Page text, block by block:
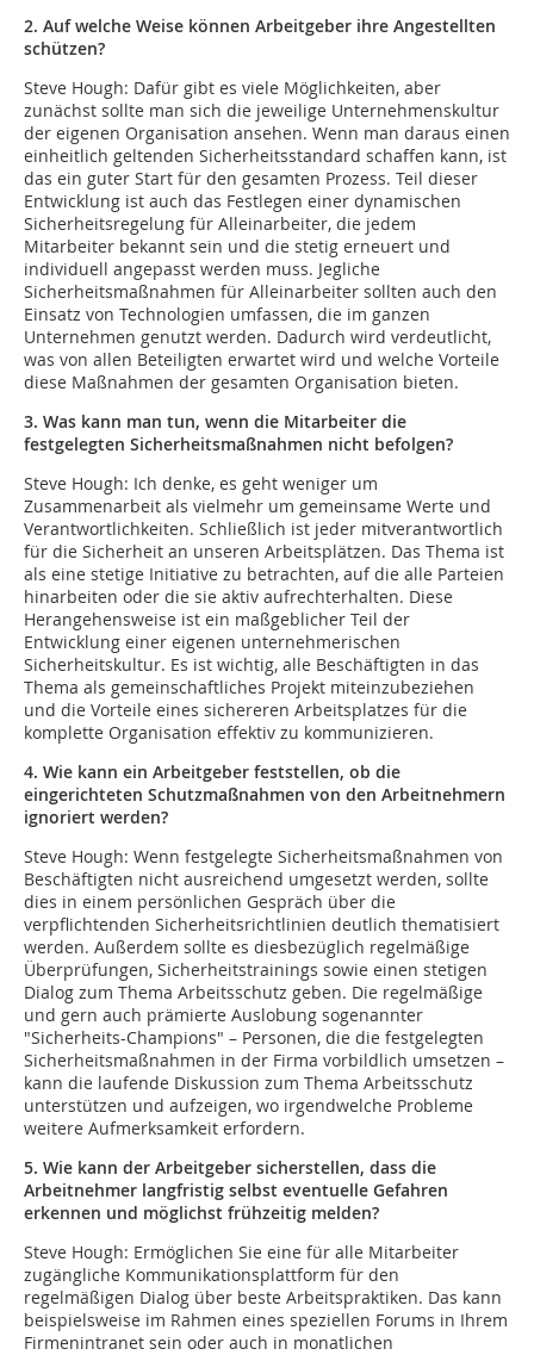
2. Auf welche Weise können Arbeitgeber ihre Angestellten
schützen?
Steve Hough: Dafür gibt es viele Möglichkeiten, aber
zunächst sollte man sich die jeweilige Unternehmenskultur
der eigenen Organisation ansehen. Wenn man daraus einen
einheitlich geltenden Sicherheitsstandard schaffen kann, ist
das ein guter Start für den gesamten Prozess. Teil dieser
Entwicklung ist auch das Festlegen einer dynamischen
Sicherheitsregelung für Alleinarbeiter, die jedem
Mitarbeiter bekannt sein und die stetig erneuert und
individuell angepasst werden muss. Jegliche
Sicherheitsmaßnahmen für Alleinarbeiter sollten auch den
Einsatz von Technologien umfassen, die im ganzen
Unternehmen genutzt werden. Dadurch wird verdeutlicht,
was von allen Beteiligten erwartet wird und welche Vorteile
diese Maßnahmen der gesamten Organisation bieten.
3. Was kann man tun, wenn die Mitarbeiter die
festgelegten Sicherheitsmaßnahmen nicht befolgen?
Steve Hough: Ich denke, es geht weniger um
Zusammenarbeit als vielmehr um gemeinsame Werte und
Verantwortlichkeiten. Schließlich ist jeder mitverantwortlich
für die Sicherheit an unseren Arbeitsplätzen. Das Thema ist
als eine stetige Initiative zu betrachten, auf die alle Parteien
hinarbeiten oder die sie aktiv aufrechterhalten. Diese
Herangehensweise ist ein maßgeblicher Teil der
Entwicklung einer eigenen unternehmerischen
Sicherheitskultur. Es ist wichtig, alle Beschäftigten in das
Thema als gemeinschaftliches Projekt miteinzubeziehen
und die Vorteile eines sichereren Arbeitsplatzes für die
komplette Organisation effektiv zu kommunizieren.
4. Wie kann ein Arbeitgeber feststellen, ob die
eingerichteten Schutzmaßnahmen von den Arbeitnehmern
ignoriert werden?
Steve Hough: Wenn festgelegte Sicherheitsmaßnahmen von
Beschäftigten nicht ausreichend umgesetzt werden, sollte
dies in einem persönlichen Gespräch über die
verpflichtenden Sicherheitsrichtlinien deutlich thematisiert
werden. Außerdem sollte es diesbezüglich regelmäßige
Überprüfungen, Sicherheitstrainings sowie einen stetigen
Dialog zum Thema Arbeitsschutz geben. Die regelmäßige
und gern auch prämierte Auslobung sogenannter
"Sicherheits-Champions" – Personen, die die festgelegten
Sicherheitsmaßnahmen in der Firma vorbildlich umsetzen –
kann die laufende Diskussion zum Thema Arbeitsschutz
unterstützen und aufzeigen, wo irgendwelche Probleme
weitere Aufmerksamkeit erfordern.
5. Wie kann der Arbeitgeber sicherstellen, dass die
Arbeitnehmer langfristig selbst eventuelle Gefahren
erkennen und möglichst frühzeitig melden?
Steve Hough: Ermöglichen Sie eine für alle Mitarbeiter
zugängliche Kommunikationsplattform für den
regelmäßigen Dialog über beste Arbeitspraktiken. Das kann
beispielsweise im Rahmen eines speziellen Forums in Ihrem
Firmenintranet sein oder auch in monatlichen